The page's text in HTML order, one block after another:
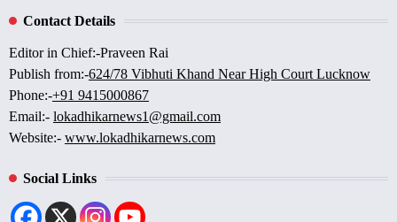
Contact Details
Editor in Chief:-Praveen Rai
Publish from:-624/78 Vibhuti Khand Near High Court Lucknow
Phone:-+91 9415000867
Email:- lokadhikarnews1@gmail.com
Website:- www.lokadhikarnews.com
Social Links